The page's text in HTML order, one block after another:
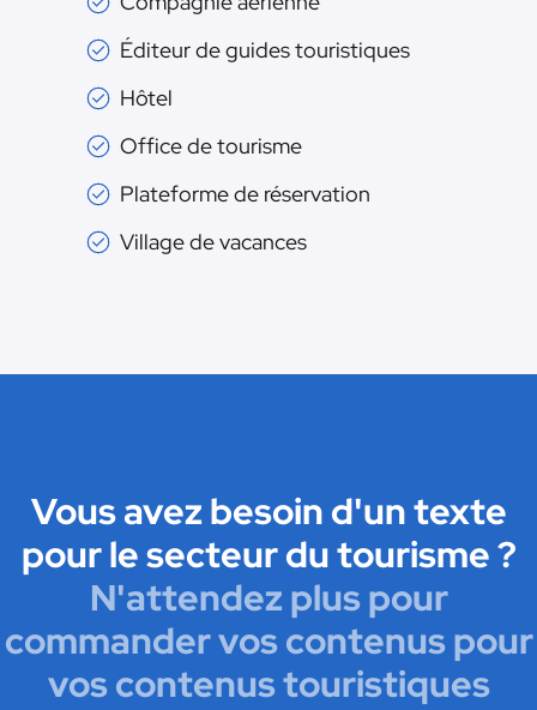
Éditeur de guides touristiques
Hôtel
Office de tourisme
Plateforme de réservation
Village de vacances
Vous avez besoin d'un texte
pour le secteur du tourisme ?
N'attendez plus pour
commander vos contenus pour
vos contenus touristiques